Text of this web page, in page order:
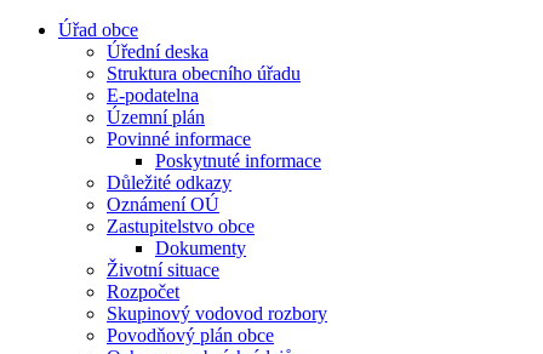
Úřad obce
Úřední deska
Struktura obecního úřadu
E-podatelna
Územní plán
Povinné informace
Poskytnuté informace
Důležité odkazy
Oznámení OÚ
Zastupitelstvo obce
Dokumenty
Životní situace
Rozpočet
Skupinový vodovod rozbory
Povodňový plán obce